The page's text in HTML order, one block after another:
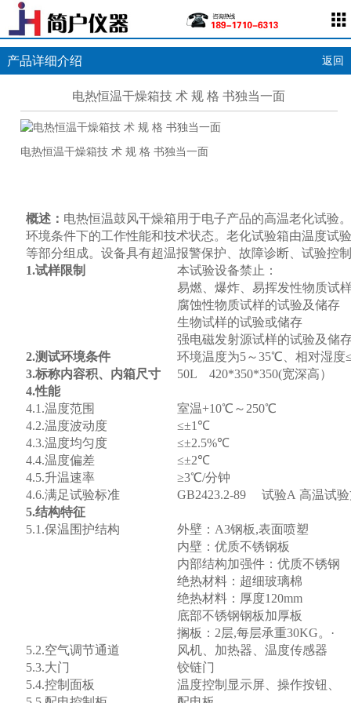
产品详细介绍 返回
电热恒温干燥箱技 术 规 格 书独当一面
电热恒温干燥箱技 术 规 格 书独当一面
概述： 电热恒温鼓风干燥箱用于电子产品的高温老化试验
环境条件下的工作性能和技术状态。老化试验箱由温度试
等部分组成。设备具有超温报警保护、故障诊断、试验控
1.试样限制
本试验设备禁止：
易燃、爆炸、易挥发性物质试
腐蚀性物质试样的试验及储存
生物试样的试验或储存
强电磁发射源试样的试验及储
2.测试环境条件 环境温度为5～35℃、相对湿度
3.标称内容积、内箱尺寸
50L 420*350*350(宽深高）
4.性能
4.1.温度范围
室温+10℃～250℃
4.2.温度波动度 ≤±1 ℃
4.3.温度均匀度
≤±2.5%℃
4.4.温度偏差
≤±2℃
4.5.升温速率
≥3℃/分钟
4.6.满足试验标准 GB2423.2-89 试验A 高温试
5.结构特征
5.1.保温围护结构
外壁：A3钢板,表面喷塑
内壁：优质不锈钢板
内部结构加强件：优质不锈钢
绝热材料：超细玻璃棉
绝热材料：厚度120mm
底部不锈钢钢板加厚板
搁板：2层,每层承重30KG。·
5.2.空气调节通道
风机、加热器、温度传感器
5.3.大门
铰链门
5.4.控制面板
温度控制显示屏、操作按钮、